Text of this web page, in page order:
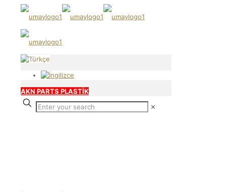
AKN PARTS PLASTİK
✕